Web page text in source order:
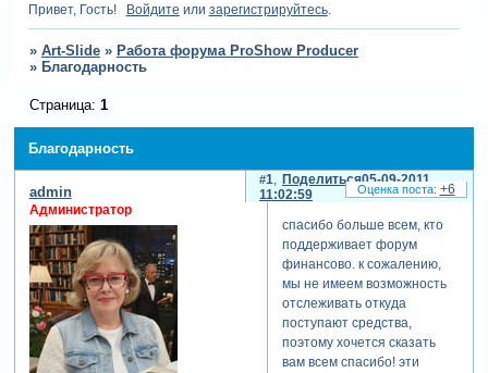
Привет, Гость! Войдите или зарегистрируйтесь.
» Art-Slide » Работа форума ProShow Producer
» Благодарность
Благодарность
Страница: 1
Поделиться
1
05-09-2011
11:02:59
admin
Администратор
спасибо больше всем, кто
поддерживает форум
финансово. к сожалению,
мы не имеем возможность
отслеживать откуда
поступают средства,
поэтому хочется сказать
вам всем спасибо! эти
+6